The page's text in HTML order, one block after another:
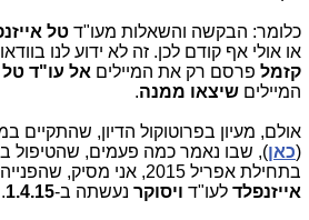
כלומר: הבקשה והשאלות מעו"ד טל
או אולי אף קודם לכן. זה לא ידוע לנו
קזמלפרסם רק את המיילים אל עו"ד טל
המיילים שיצאו ממנה.
אולם, מעיון בפרוטוקול הדיון, שהתקיים
(כאן), שבו נאמר כמה פעמים, שהטיפול
בתחילת אפריל 2015, אני מסיק, שהפנייה מעו"ד
אייזנפלד לעו"ד ויסוקר נעשתה ב-1.4.15
.